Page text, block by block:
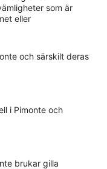
som är
eller
och särskilt deras
i Pimonte och
brukar gilla